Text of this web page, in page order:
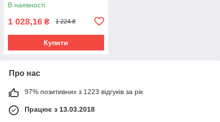
В наявності
1 028,16 ₴ 1 224 ₴
Купити
Про нас
97% позитивних з 1223 відгуків за рік
Працює з 13.03.2018